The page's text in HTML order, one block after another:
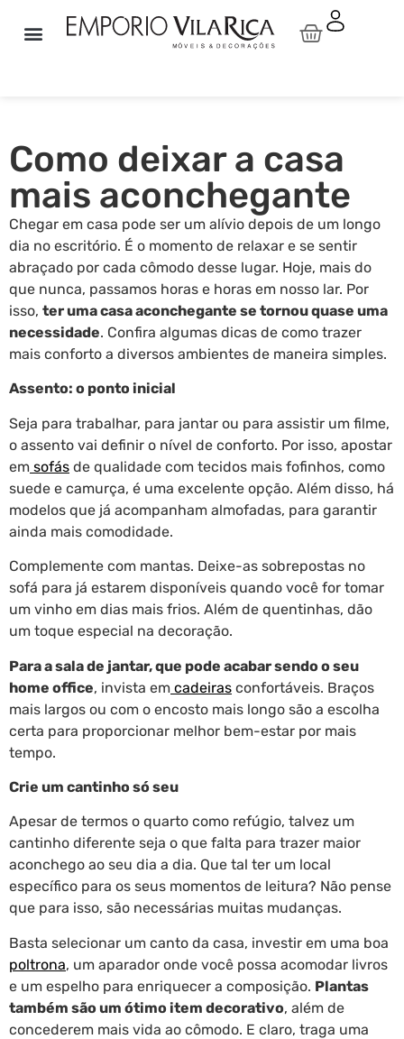
Como deixar a casa
mais aconchegante
Chegar em casa pode ser um alívio depois de um longo
dia no escritório. É o momento de relaxar e se sentir
abraçado por cada cômodo desse lugar. Hoje, mais do
que nunca, passamos horas e horas em nosso lar. Por
isso, ter uma casa aconchegante se tornou quase uma
necessidade. Confira algumas dicas de como trazer
mais conforto a diversos ambientes de maneira simples.
Assento: o ponto inicial
Seja para trabalhar, para jantar ou para assistir um filme,
o assento vai definir o nível de conforto. Por isso, apostar
em sofás de qualidade com tecidos mais fofinhos, como
suede e camurça, é uma excelente opção. Além disso, há
modelos que já acompanham almofadas, para garantir
ainda mais comodidade.
Complemente com mantas. Deixe-as sobrepostas no
sofá para já estarem disponíveis quando você for tomar
um vinho em dias mais frios. Além de quentinhas, dão
um toque especial na decoração.
Para a sala de jantar, que pode acabar sendo o seu
home office, invista em cadeiras confortáveis. Braços
mais largos ou com o encosto mais longo são a escolha
certa para proporcionar melhor bem-estar por mais
tempo.
Crie um cantinho só seu
Apesar de termos o quarto como refúgio, talvez um
cantinho diferente seja o que falta para trazer maior
aconchego ao seu dia a dia. Que tal ter um local
específico para os seus momentos de leitura? Não pense
que para isso, são necessárias muitas mudanças.
Basta selecionar um canto da casa, investir em uma boa
poltrona, um aparador onde você possa acomodar livros
e um espelho para enriquecer a composição. Plantas
também são um ótimo item decorativo, além de
concederem mais vida ao cômodo. E claro, traga uma